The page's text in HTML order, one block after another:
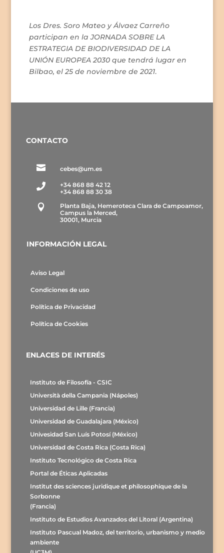
Los Dres. Soro Mateo y Álvaez Carreño
participan en la JORNADA SOBRE LA
ESTRATEGIA DE BIODIVERSIDAD DE LA
UNIÓN EUROPEA 2030 que tendrá lugar en
Bilbao, el 25 de noviembre de 2021.
CONTACTO
 cebes@um.es

+34 868 88 42 12
+34 868 88 30 38

Planta Baja, Hemeroteca Clara de Campoamor,
Campus la Merced,
30001, Murcia
INFORMACIÓN LEGAL
Aviso Legal
Condiciones de uso
Política de Privacidad
Política de Cookies
ENLACES DE INTERÉS
Instituto de Filosofía - CSIC
Università della Campania (Nápoles)
Universidad de Lille (Francia)
Universidad de Guadalajara (México)
Univesidad San Luís Potosí (México)
Universidad de Costa Rica (Costa Rica)
Instituto Tecnológico de Costa Rica
Portal de Éticas Aplicadas
Institut des sciences juridique et philosophique de la
Sorbonne
(Francia)
Instituto de Estudios Avanzados del Litoral (Argentina)
Instituto Pascual Madoz, del territorio, urbanismo y medio
ambiente